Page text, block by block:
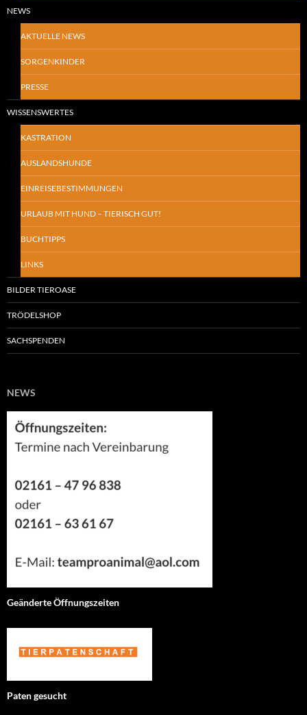
NEWS
AKTUELLE NEWS
SORGENKINDER
PRESSE
WISSENSWERTES
KASTRATION
AUSLANDSHUNDE
EINREISEBESTIMMUNGEN
URLAUB MIT HUND – TIERISCH GUT!
BUCHTIPPS
LINKS
BILDER TIEROASE
TRÖDELSHOP
SACHSPENDEN
NEWS
Geänderte Öffnungszeiten
Paten gesucht